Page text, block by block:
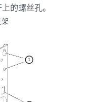
的螺丝孔。